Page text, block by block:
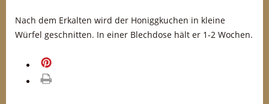
Nach dem Erkalten wird der Honiggkuchen in kleine
Würfel geschnitten. In einer Blechdose hält er 1-2 Wochen.